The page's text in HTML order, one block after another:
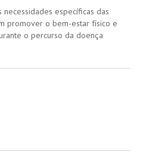
específicas das
promover o bem-estar físico e
o percurso da doença